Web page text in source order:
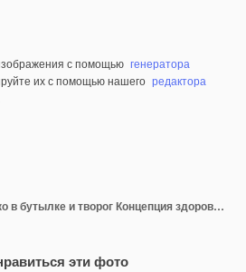
с помощью генератора
их с помощью нашего редактора
Фермерское молоко в бутылке и творог Концепция здорового и диетического питания Ферментированный продукт
эти фото